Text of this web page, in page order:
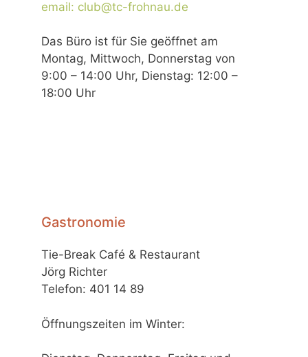
email: club@tc-frohnau.de
Das Büro ist für Sie geöffnet am
Montag, Mittwoch, Donnerstag von
9:00 – 14:00 Uhr, Dienstag: 12:00 –
18:00 Uhr
Gastronomie
Tie-Break Café & Restaurant
Jörg Richter
Telefon: 401 14 89
Öffnungszeiten im Winter: